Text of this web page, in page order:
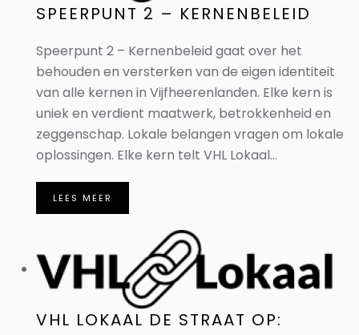
SPEERPUNT 2 – KERNENBELEID
Speerpunt 2 – Kernenbeleid gaat over het
behouden en versterken van de eigen identiteit
van alle kernen in Vijfheerenlanden. Elke kern is
uniek en verdient maatwerk, betrokkenheid en
zeggenschap. Lokale belangen vragen om lokale
oplossingen. Elke kern telt VHL Lokaal...
LEES MEER
VHL LOKAAL DE STRAAT OP: